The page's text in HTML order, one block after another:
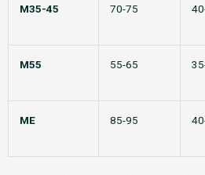
M35-45 70-75
M55 55-65
ME 85-95